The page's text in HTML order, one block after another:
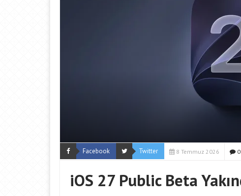
Facebook Twitter 8 Temmuz 2026 0
iOS 27 Public Beta